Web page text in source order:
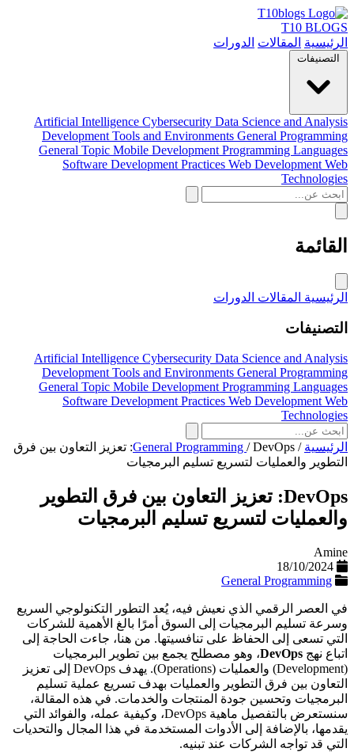
T10 BLOGS
الرئيسية المقالات الدورات
التصنيفات
Artificial Intelligence Cybersecurity Data Science and Analysis
Development Tools and Environments General Programming
General Topic Mobile Development Programming Languages
Software Development Practices Web Development Web
Technologies
القائمة
الرئيسية المقالات الدورات
التصنيفات
Artificial Intelligence Cybersecurity Data Science and Analysis
Development Tools and Environments General Programming
General Topic Mobile Development Programming Languages
Software Development Practices Web Development Web
Technologies
الرئيسية /
General Programming /
DevOps: تعزيز التعاون بين فرق
التطوير والعمليات لتسريع تسليم البرمجيات
DevOps: تعزيز التعاون بين فرق التطوير
والعمليات لتسريع تسليم البرمجيات
Amine
18/10/2024
General Programming
في العصر الرقمي الذي نعيش فيه، يُعد التطور التكنولوجي السريع
وسرعة تسليم البرمجيات إلى السوق أمرًا بالغ الأهمية للشركات
التي تسعى إلى الحفاظ على تنافسيتها. من هنا، جاءت الحاجة إلى
اتباع نهج DevOps، وهو مصطلح يجمع بين تطوير البرمجيات
(Development) والعمليات (Operations). يهدف DevOps إلى تعزيز
التعاون بين فرق التطوير والعمليات بهدف تسريع عملية تسليم
البرمجيات وتحسين جودة المنتجات والخدمات. في هذه المقالة،
سنستعرض بالتفصيل ماهية DevOps، وكيفية عمله، والفوائد التي
يقدمها، بالإضافة إلى الأدوات المستخدمة في هذا المجال والتحديات
التي قد تواجه الشركات عند تبنيه.